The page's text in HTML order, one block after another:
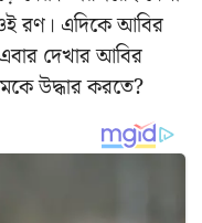
রণ। এদিকে আবির
দেখার আবির
উদ্ধার করতে?